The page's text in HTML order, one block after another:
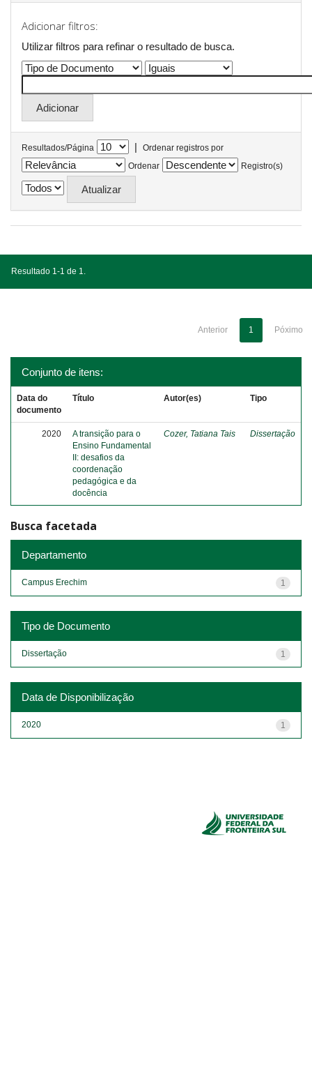
Adicionar filtros:
Utilizar filtros para refinar o resultado de busca.
Resultados/Página |
Ordenar registros por
Ordenar
Registro(s)
Resultado 1-1 de 1.
Anterior 1 Póximo
Conjunto de itens:
Data do
documento
Título Autor(es) Tipo
2020
A transição para o
Ensino Fundamental
II: desafios da
coordenação
pedagógica e da
docência
Cozer, Tatiana Tais Dissertação
Busca facetada
Departamento
1
Campus Erechim
Tipo de Documento
1
Dissertação
Data de Disponibilização
1
2020